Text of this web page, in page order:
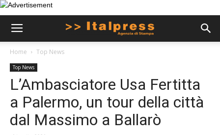
Home Top News
Top News
L’Ambasciatore Usa Fertitta
a Palermo, un tour della città
dal Massimo a Ballarò